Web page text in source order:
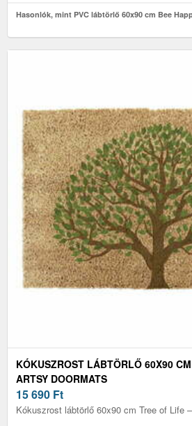
Hasonlók, mint PVC lábtörlő 60x90 cm Bee
KÓKUSZROST LÁBTÖRLŐ 60X90
ARTSY DOORMATS
15 690 Ft
Kókuszrost lábtörlő 60x90 cm Tree of Life